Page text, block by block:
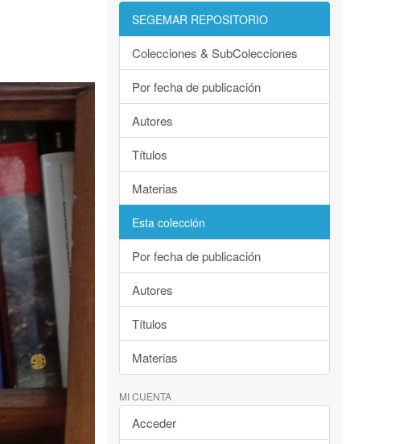
SEGEMAR REPOSITORIO
Colecciones & SubColecciones
Por fecha de publicación
Autores
Títulos
Materias
Esta colección
Por fecha de publicación
Autores
Títulos
Materias
MI CUENTA
Acceder